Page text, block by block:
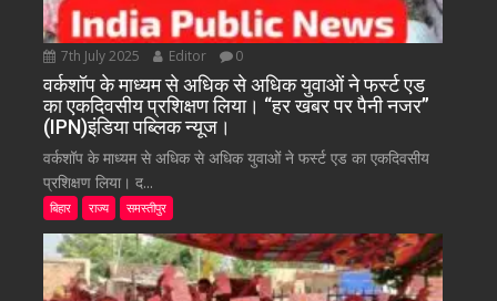
7th July 2025 Editor 0
वर्कशॉप के माध्यम से अधिक से अधिक युवाओं ने फर्स्ट एड
का एकदिवसीय प्रशिक्षण लिया। “हर खबर पर पैनी नजर”
(IPN)इंडिया पब्लिक न्यूज।
वर्कशॉप के माध्यम से अधिक से अधिक युवाओं ने फर्स्ट एड का एकदिवसीय
प्रशिक्षण लिया। द...
बिहार राज्य समस्तीपुर